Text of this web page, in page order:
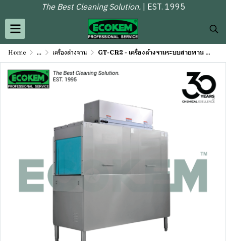
The Best Cleaning Solution.| EST. 1995
Home ... เครื่องล้างจาน GT-CR2 - เครื่องล้างจานระบบสายพาน แบบ 2 ถังล้าง